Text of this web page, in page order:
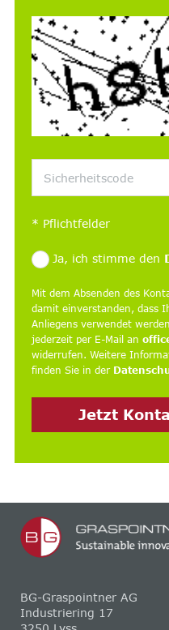
* Pflichtfelder
Ja, ich stimme den
Mit dem Absenden des
damit einverstanden, dass
Anliegens verwendet
jederzeit per E-Mail an
widerrufen. Weitere
finden Sie in der
Jetzt
BG-Graspointner AG
Industriering 17